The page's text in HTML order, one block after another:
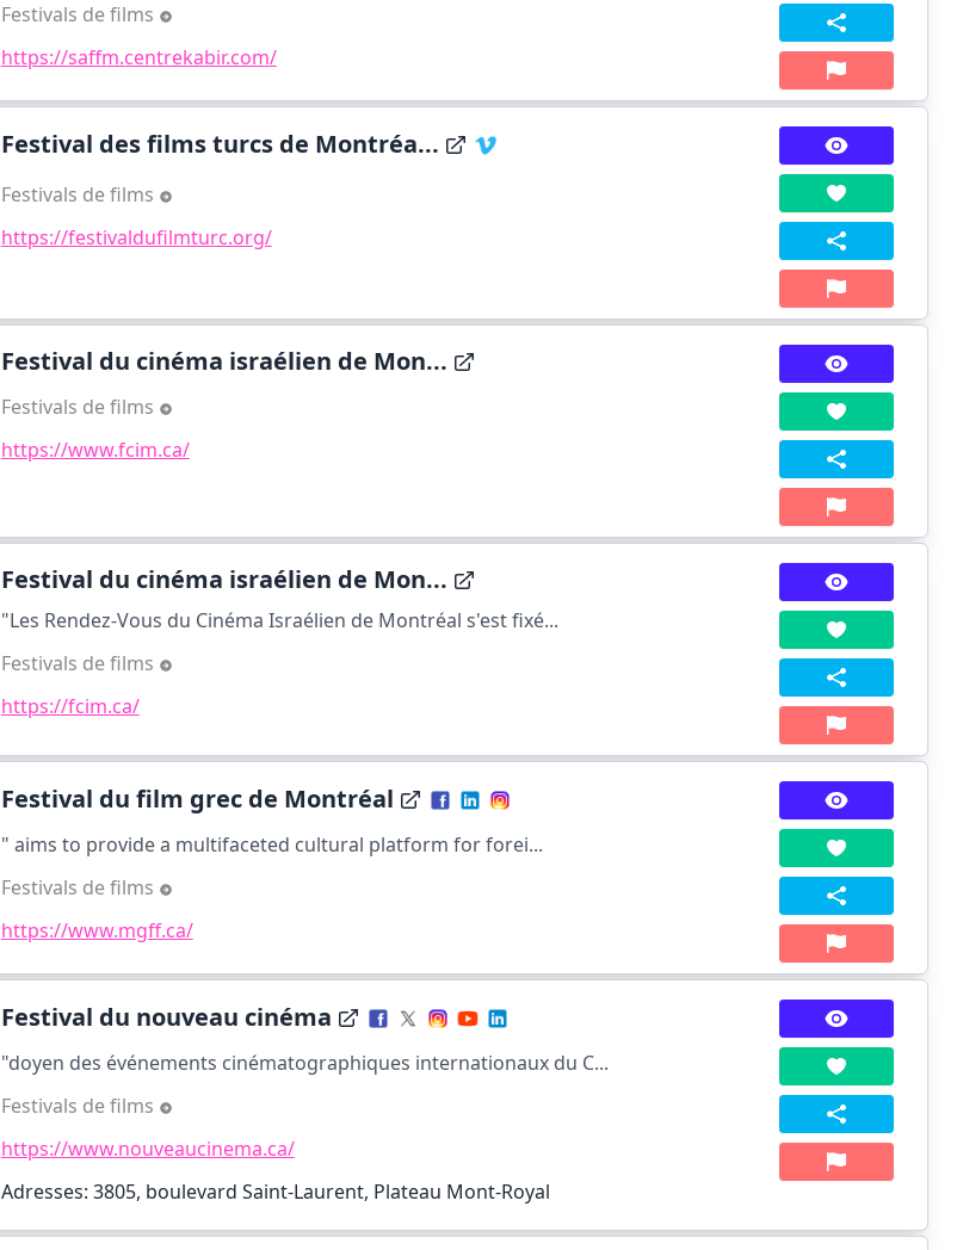
Festivals de films
https://saffm.centrekabir.com/
Festival des films turcs de Montréa...
Festivals de films
https://festivaldufilmturc.org/
Festival du cinéma israélien de Mon...
Festivals de films
https://www.fcim.ca/
Festival du cinéma israélien de Mon...
"Les Rendez-Vous du Cinéma Israélien de Montréal s'est fixé...
Festivals de films
https://fcim.ca/
Festival du film grec de Montréal
" aims to provide a multifaceted cultural platform for forei...
Festivals de films
https://www.mgff.ca/
Festival du nouveau cinéma
"doyen des événements cinématographiques internationaux du C...
Festivals de films
https://www.nouveaucinema.ca/
Adresses: 3805, boulevard Saint-Laurent, Plateau Mont-Royal